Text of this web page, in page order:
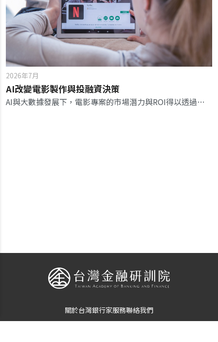
2026年7月
AI改變電影製作與投融資決策
AI與大數據發展下，電影專案的市場潛力與ROI得以透過量化模型評估。未來電影融資數據驅動模式已成趨勢。
關於台灣銀行家服務聯絡我們